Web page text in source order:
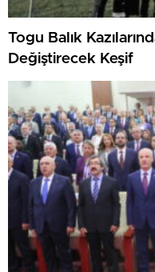
Togu Balık
Değiştirecek Keşif